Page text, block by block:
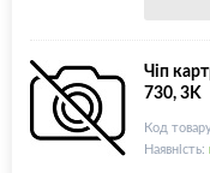
Чіп
730, 3K
Код
Наявність: